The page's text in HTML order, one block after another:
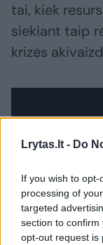
Lrytas.lt - Do
If you wish to
processing of
targeted
section to
opt-out request is
tai, kiek
siekiant taip
krizės